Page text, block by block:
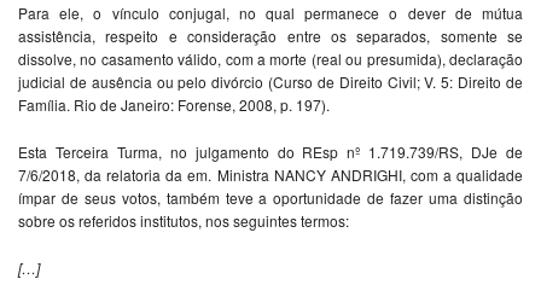
Para ele, o vínculo conjugal, no qual permanece o dever de mútua
assistência, respeito e consideração entre os separados, somente se
dissolve, no casamento válido, com a morte (real ou presumida), declaração
judicial de ausência ou pelo divórcio (Curso de Direito Civil; V. 5: Direito de
Família. Rio de Janeiro: Forense, 2008, p. 197).
Esta Terceira Turma, no julgamento do REsp nº 1.719.739/RS, DJe de
7/6/2018, da relatoria da em. Ministra NANCY ANDRIGHI, com a qualidade
ímpar de seus votos, também teve a oportunidade de fazer uma distinção
sobre os referidos institutos, nos seguintes termos:
[…]